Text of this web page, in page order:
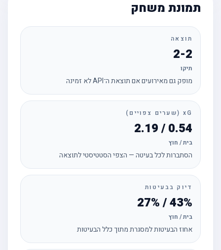
תמונת משחק
תוצאה
2-2
תיקו
מופק גם מאירועים אם תוצאת ה־API לא זמינה
xG (שערים צפויים)
0.54 / 2.19
בית / חוץ
הסתברות לכל בעיטה — הצפי הסטטיסטי לתוצאה
דיוק בבעיטות
43% / 27%
בית / חוץ
אחוז הבעיטות למסגרת מתוך כלל הבעיטות